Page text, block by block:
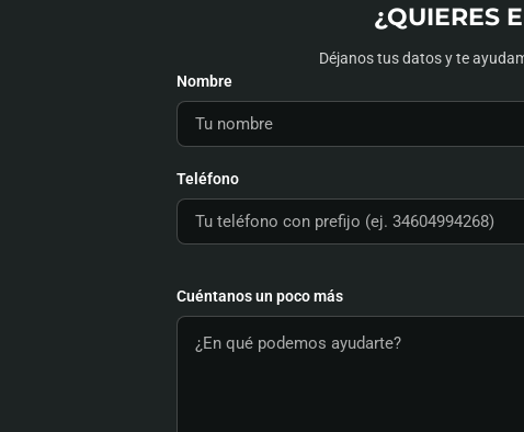
¿QUIERES
Déjanos tus datos y te
Nombre
Teléfono
Cuéntanos un poco más